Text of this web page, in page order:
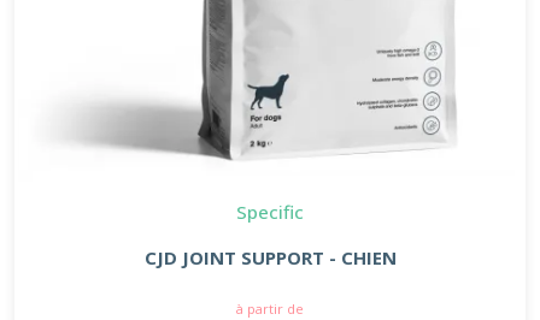
Specific
CJD JOINT SUPPORT - CHIEN
à partir de